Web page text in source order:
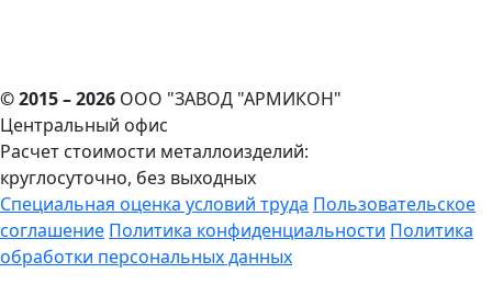
© 2015 – 2026 ООО "ЗАВОД "АРМИКОН"
Центральный офис
Расчет стоимости металлоизделий:
круглосуточно, без выходных
Cпециальная оценка условий труда Пользовательское
соглашение Политика конфиденциальности Политика
обработки персональных данных